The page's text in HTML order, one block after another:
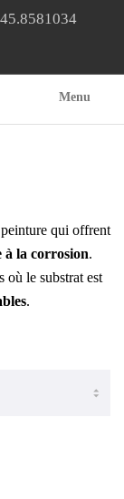
Menu
qui offrent
à la corrosion.
où le substrat est
.